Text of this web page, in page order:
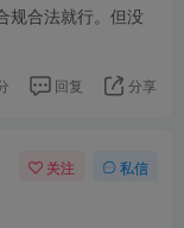
规合法就行。但没
回复 分享
关注 私信